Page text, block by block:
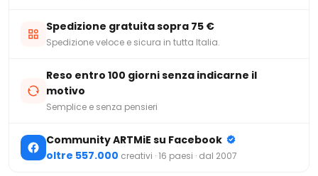
Spedizione gratuita sopra 75 €
Spedizione veloce e sicura in tutta Italia.
Reso entro 100 giorni senza indicarne il
motivo
Semplice e senza pensieri
Community ARTMiE su Facebook
oltre 557.000 creativi · 16 paesi · dal 2007